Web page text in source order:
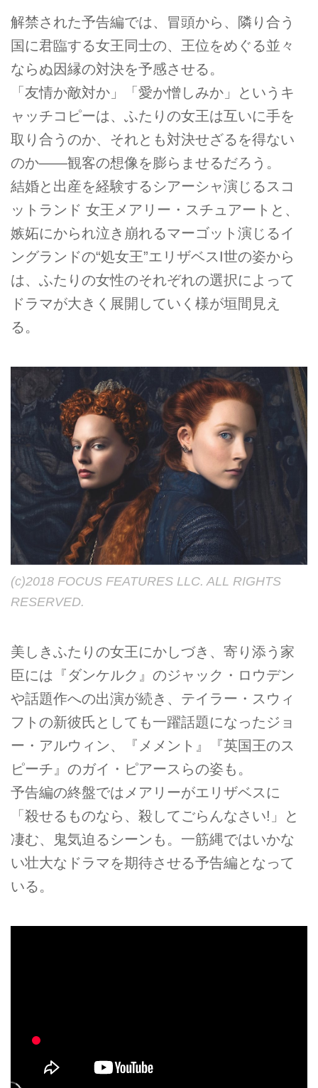
解禁された予告編では、冒頭から、隣り合う
国に君臨する女王同士の、王位をめぐる並々
ならぬ因縁の対決を予感させる。
「友情か敵対か」「愛か憎しみか」というキ
ャッチコピーは、ふたりの女王は互いに手を
取り合うのか、それとも対決せざるを得ない
のか――観客の想像を膨らませるだろう。
結婚と出産を経験するシアーシャ演じるスコ
ットランド 女王メアリー・スチュアートと、
嫉妬にかられ泣き崩れるマーゴット演じるイ
ングランドの“処女王”エリザベスI世の姿から
は、ふたりの女性のそれぞれの選択によって
ドラマが大きく展開していく様が垣間見え
る。
(c)2018 FOCUS FEATURES LLC. ALL RIGHTS
RESERVED.
美しきふたりの女王にかしづき、寄り添う家
臣には『ダンケルク』のジャック・ロウデン
や話題作への出演が続き、テイラー・スウィ
フトの新彼氏としても一躍話題になったジョ
ー・アルウィン、『メメント』『英国王のス
ピーチ』のガイ・ピアースらの姿も。
予告編の終盤ではメアリーがエリザベスに
「殺せるものなら、殺してごらんなさい!」と
凄む、鬼気迫るシーンも。一筋縄ではいかな
い壮大なドラマを期待させる予告編となって
いる。